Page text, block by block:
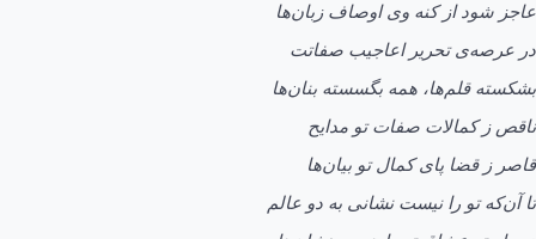
عاجز شود از کنه وی اوصاف زبان‌ها
در عرصه‌ی تحریر اعاجیب صفاتت
بشکسته قلم‌ها، همه بگسسته بنان‌ها
ناقص ز کمالات صفات تو مدایح
قاصر ز قضا پای کمال تو بیان‌ها
تا آن‌که تو را نیست نشانی به دو عالم